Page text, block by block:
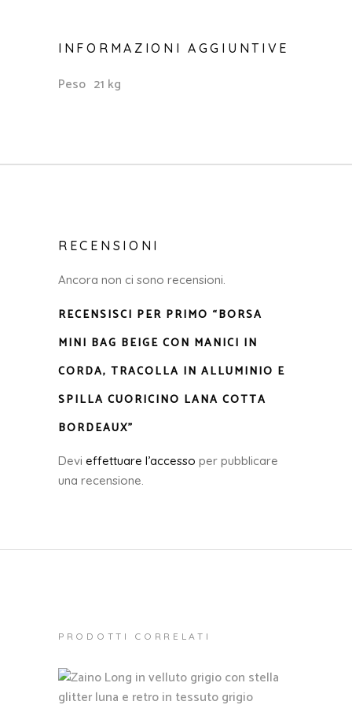
INFORMAZIONI AGGIUNTIVE
Peso 21 kg
RECENSIONI
Ancora non ci sono recensioni.
RECENSISCI PER PRIMO “BORSA
MINI BAG BEIGE CON MANICI IN
CORDA, TRACOLLA IN ALLUMINIO E
SPILLA CUORICINO LANA COTTA
BORDEAUX”
Devi effettuare l’accesso per pubblicare
una recensione.
PRODOTTI CORRELATI